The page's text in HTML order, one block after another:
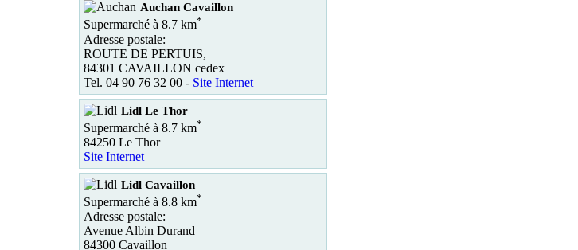
Auchan Cavaillon
Supermarché à 8.7 km*
Adresse postale:
ROUTE DE PERTUIS,
84301 CAVAILLON cedex
Tel. 04 90 76 32 00 - Site Internet
Lidl Le Thor
Supermarché à 8.7 km*
84250 Le Thor
Site Internet
Lidl Cavaillon
Supermarché à 8.8 km*
Adresse postale:
Avenue Albin Durand
84300 Cavaillon